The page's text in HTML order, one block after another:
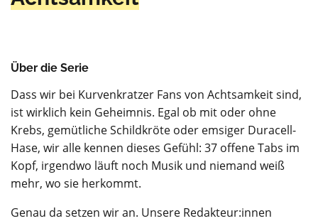
Über die Serie
Dass wir bei Kurvenkratzer Fans von Achtsamkeit sind,
ist wirklich kein Geheimnis. Egal ob mit oder ohne
Krebs, gemütliche Schildkröte oder emsiger Duracell-
Hase, wir alle kennen dieses Gefühl: 37 offene Tabs im
Kopf, irgendwo läuft noch Musik und niemand weiß
mehr, wo sie herkommt.
Genau da setzen wir an. Unsere Redakteur:innen